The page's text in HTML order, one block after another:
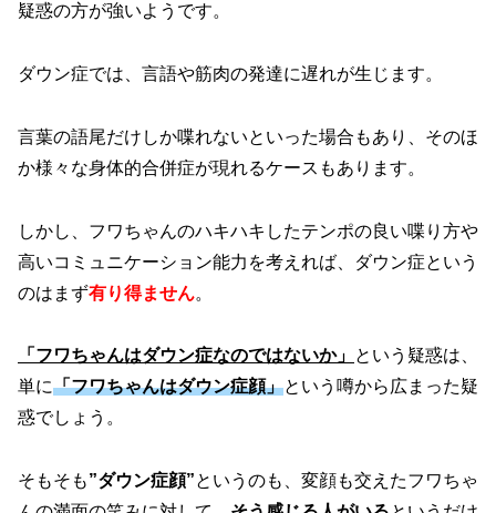
疑惑の方が強いようです。
ダウン症では、言語や筋肉の発達に遅れが生じます。
言葉の語尾だけしか喋れないといった場合もあり、そのほ
か様々な身体的合併症が現れるケースもあります。
しかし、フワちゃんのハキハキしたテンポの良い喋り方や
高いコミュニケーション能力を考えれば、ダウン症という
のはまず有り得ません。
「フワちゃんはダウン症なのではないか」 という疑惑は、
単に「フワちゃんはダウン症顔」という噂から広まった疑
惑でしょう。
そもそも”ダウン症顔”というのも、変顔も交えたフワちゃ